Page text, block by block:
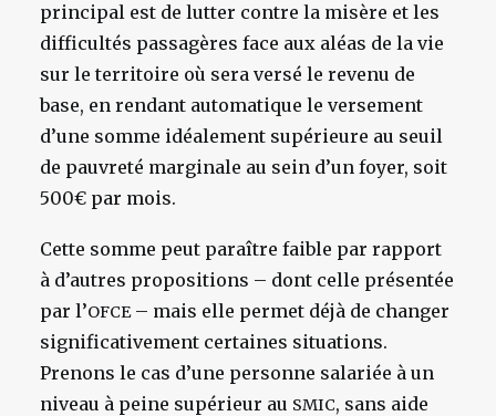
principal est de lutter contre la misère et les
difficultés passagères face aux aléas de la vie
sur le territoire où sera versé le revenu de
base, en rendant automatique le versement
d’une somme idéalement supérieure au seuil
de pauvreté marginale au sein d’un foyer, soit
500€ par mois.
Cette somme peut paraître faible par rapport
à d’autres propositions – dont celle présentée
par l’OFCE– mais elle permet déjà de changer
significativement certaines situations.
Prenons le cas d’une personne salariée à un
niveau à peine supérieur au SMIC, sans aide